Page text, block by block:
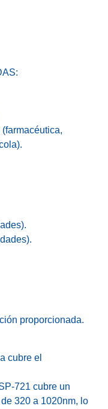
proporcionada.
cubre el
721 cubre un
320 a 1020nm, lo